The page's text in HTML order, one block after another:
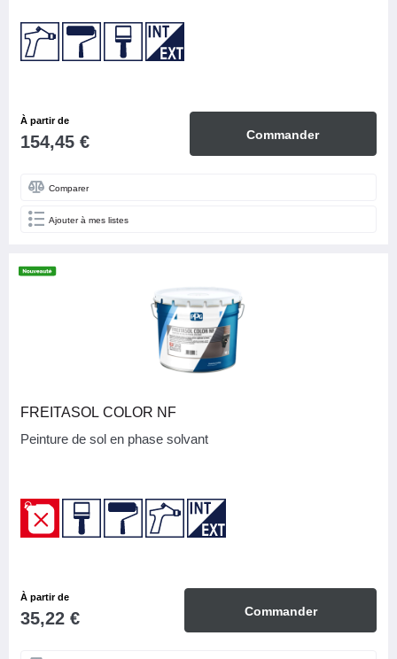
À partir de
154,45 € Commander
Comparer
Ajouter à mes listes
FREITASOL COLOR NF
Peinture de sol en phase solvant
À partir de
35,22 € Commander